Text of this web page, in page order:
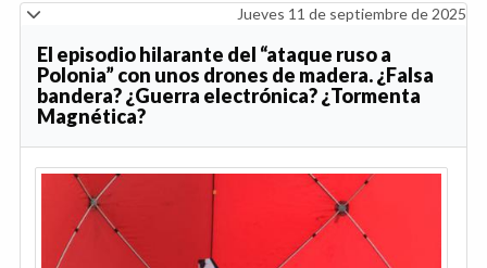
Jueves 11 de septiembre de 2025
El episodio hilarante del “ataque ruso a
Polonia” con unos drones de madera. ¿Falsa
bandera? ¿Guerra electrónica? ¿Tormenta
Magnética?